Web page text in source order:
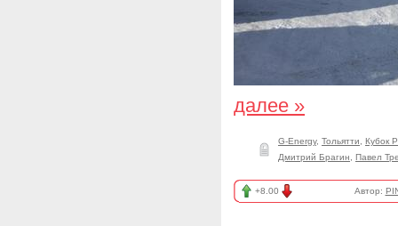
далее »
G-Energy, Тольятти
Кубок
Дмитрий Брагин
Павел
+8.00 Автор: